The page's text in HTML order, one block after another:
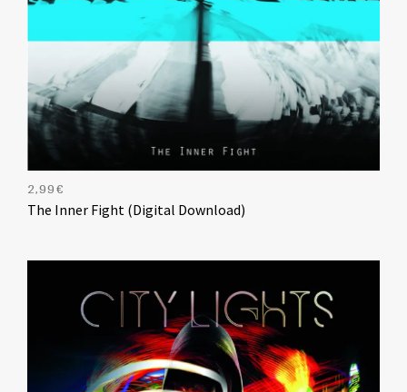
The Inner Fight (Digital Download)
2,99€